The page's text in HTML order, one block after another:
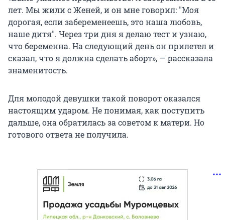
лет. Мы жили с Женей, и он мне говорил: "Моя
дорогая, если забеременеешь, это наша любовь,
наше дитя". Через три дня я делаю тест и узнаю,
что беременна. На следующий день он прилетел и
сказал, что я должна сделать аборт», — рассказала
знаменитость.
Для молодой девушки такой поворот оказался
настоящим ударом. Не понимая, как поступить
дальше, она обратилась за советом к матери. Но
готового ответа не получила.